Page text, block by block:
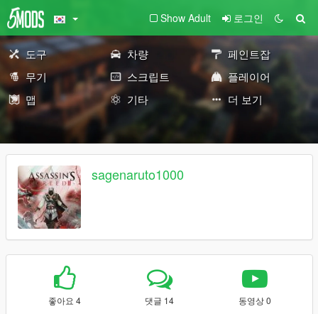
Show Adult 로그인
도구 차량
페인트잡
무기
스크립트
플레이어
맵
기타 더 보기
sagenaruto1000
좋아요 4 댓글 14 동영상 0